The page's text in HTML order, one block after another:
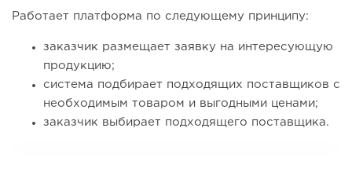
Работает платформа по следующему принципу:
заказчик размещает заявку на интересующую
продукцию;
система подбирает подходящих поставщиков с
необходимым товаром и выгодными ценами;
заказчик выбирает подходящего поставщика.